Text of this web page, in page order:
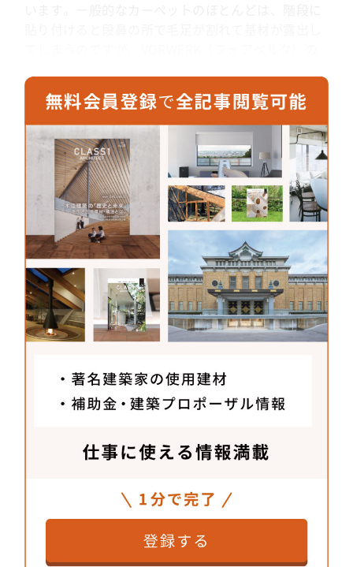
が割れない。しらみ潰しにサンプルを収集した中か
ら見つけ出したもので、色のバリエーションの繊細
さも決め手となって採用しました。
株式会社アーテリア
（VORWERK日本総代理店）
〒141-0022
東京都品川区東五反田5-25-19
東京デザインセンター3F-A
TEL：03-3446-9405
FAX：03-3446-9408
MAIL： info@arterior.co.jp